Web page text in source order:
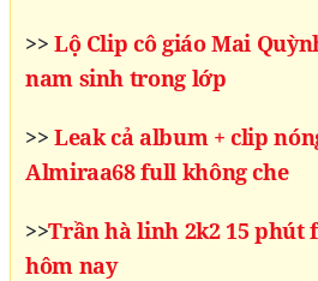
>> Lộ Clip cô giáo Mai
nam sinh trong lớp
>> Leak cả album + clip
Almiraa68 full không che
>>Trần hà linh 2k2 15
hôm nay